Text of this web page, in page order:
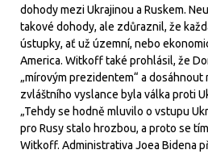
dohody mezi Ukrajinou a Ruskem.
takové dohody, ale zdůraznil, že
ústupky, ať už územní, nebo
America. Witkoff také prohlásil, že
„mírovým prezidentem“ a dosáhnout
zvláštního vyslance byla válka proti
„Tehdy se hodně mluvilo o vstupu
pro Rusy stalo hrozbou, a proto se
Witkoff. Administrativa Joea Bidena